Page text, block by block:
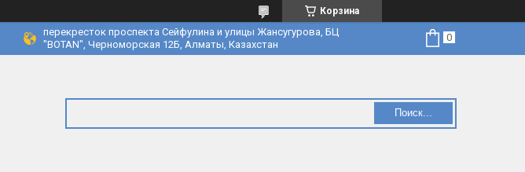
Корзина
перекресток проспекта Сейфулина и улицы Жансугурова, БЦ
"BOTAN", Черноморская 12Б, Алматы, Казахстан
Поиск...